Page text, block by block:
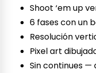
Shoot ‘em up
6 fases con un
Resolución
Pixel art
Sin continues —